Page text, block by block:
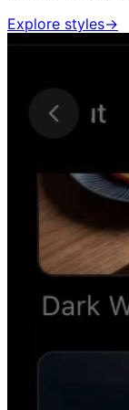
Explore styles→